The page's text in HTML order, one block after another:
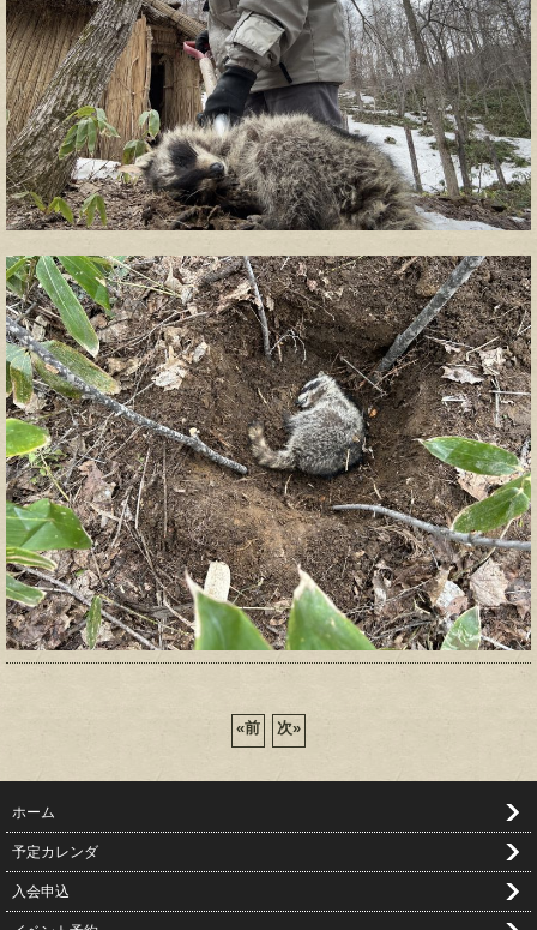
«前 次»
ホーム
予定カレンダ
入会申込